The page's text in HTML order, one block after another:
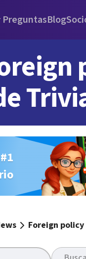
PreguntasBlog
Foreign policy